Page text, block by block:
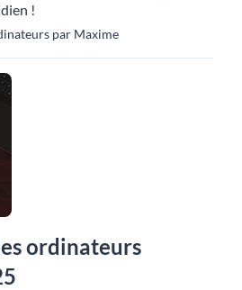
!
par Maxime
ordinateurs